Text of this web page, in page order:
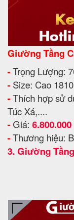
Giường Tầng
-Trọng Lượng:
- Size: Cao
-Thích hợp sử
Túc Xá,....
- Giá:
-Thương hiệu:
3. Giường